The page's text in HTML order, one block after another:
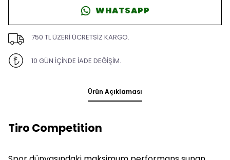
WHATSAPP
750 TL ÜZERİ ÜCRETSİZ KARGO.
10 GÜN İÇİNDE İADE DEĞİŞİM.
Ürün Açıklaması
Tiro Competition